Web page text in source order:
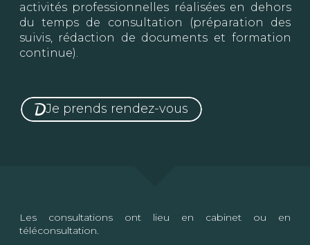
activités professionnelles réalisées en dehors
du temps de consultation (préparation des
suivis, rédaction de documents et formation
continue).
Je prends rendez-vous
Les consultations ont lieu en cabinet ou en
téléconsultation.